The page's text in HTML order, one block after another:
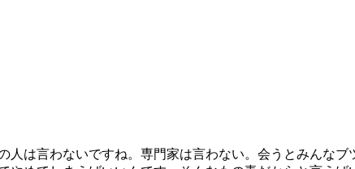
は言わないですね。専門家は言わない。会うとみんなブ